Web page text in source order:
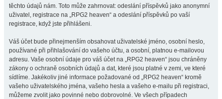
těchto údajů nám. Toto může zahrnovat: odeslání příspěvků jako anonymní
uživatel, registrace na „RPG2 heaven“ a odeslání příspěvků po vaší
registrace, když jste přihlášeni.
Váš účet bude přinejmenším obsahovat uživatelské jméno, osobní heslo,
používané při přihlašování do vašeho účtu, a osobní, platnou e-mailovou
adresu. Vaše osobní údaje pro váš účet na „RPG2 heaven“ jsou chráněny
zákony o ochraně osobních údajů a dat, které jsou platné v zemi, ve které
sídlíme. Jakékoliv jiné informace požadované od „RPG2 heaven“ kromě
vašeho uživatelského jména, vašeho hesla a vašeho e-mailu při registraci,
můžeme zvolit jako povinné nebo dobrovolné. Ve všech případech